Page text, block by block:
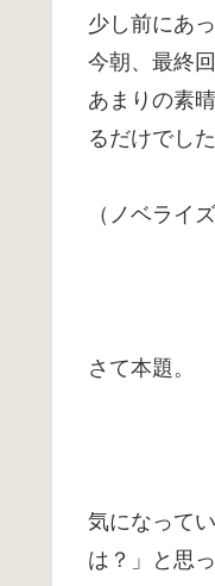
少し前にあ
今朝、最終
あまりの素
るだけでした
（ノベライ
さて本題。
気になって
は？」と思